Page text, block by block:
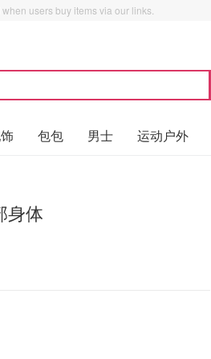
users buy items via our links.
包包 男士 运动户外
身体